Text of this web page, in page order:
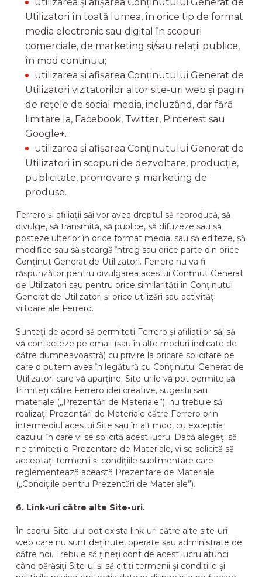
Utilizatori în toată lumea, în orice tip de format
media electronic sau digital în scopuri
comerciale, de marketing și/sau relații publice,
în mod continuu;
utilizarea și afișarea Conținutului Generat de
Utilizatori vizitatorilor altor site-uri web și pagini
de rețele de social media, incluzând, dar fără
limitare la, Facebook, Twitter, Pinterest sau
Google+.
utilizarea și afișarea Conținutului Generat de
Utilizatori în scopuri de dezvoltare, producție,
publicitate, promovare și marketing de
produse.
Ferrero și afiliații săi vor avea dreptul să reproducă, să
divulge, să transmită, să publice, să difuzeze sau să
posteze ulterior în orice format media, sau să editeze, să
modifice sau să șteargă întreg sau orice parte din orice
Conținut Generat de Utilizatori. Ferrero nu va fi
răspunzător pentru divulgarea acestui Conținut Generat
de Utilizatori sau pentru orice similarități în Conținutul
Generat de Utilizatori și orice utilizări sau activități
viitoare ale Ferrero.
Sunteți de acord să permiteți Ferrero și afiliaților săi să
vă contacteze pe email (sau în alte moduri indicate de
către dumneavoastră) cu privire la oricare solicitare pe
care o putem avea în legătură cu Conținutul Generat de
Utilizatori care vă aparține. Site-urile vă pot permite să
trimiteți către Ferrero idei creative, sugestii sau
materiale („Prezentări de Materiale”); nu trebuie să
realizați Prezentări de Materiale către Ferrero prin
intermediul acestui Site sau în alt mod, cu excepția
cazului în care vi se solicită acest lucru. Dacă alegeți să
ne trimiteți o Prezentare de Materiale, vi se solicită să
acceptați termenii și condițiile suplimentare care
reglementează această Prezentare de Materiale
(„Condițiile pentru Prezentări de Materiale”).
6. Link-uri către alte Site-uri.
În cadrul Site-ului pot exista link-uri către alte site-uri
web care nu sunt deținute, operate sau administrate de
către noi. Trebuie să țineți cont de acest lucru atunci
când părăsiți Site-ul și să citiți termenii și condițiile și